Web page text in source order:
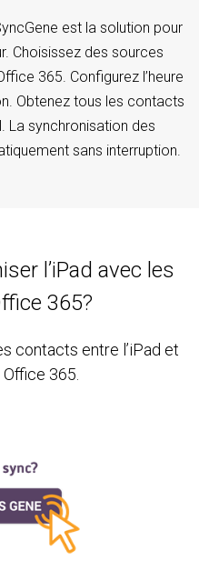
est la solution pour
Choisissez des sources
365. Configurez l’heure
Obtenez tous les contacts
La synchronisation des
sans interruption.
l’iPad avec les
365?
contacts entre l’iPad et
365.